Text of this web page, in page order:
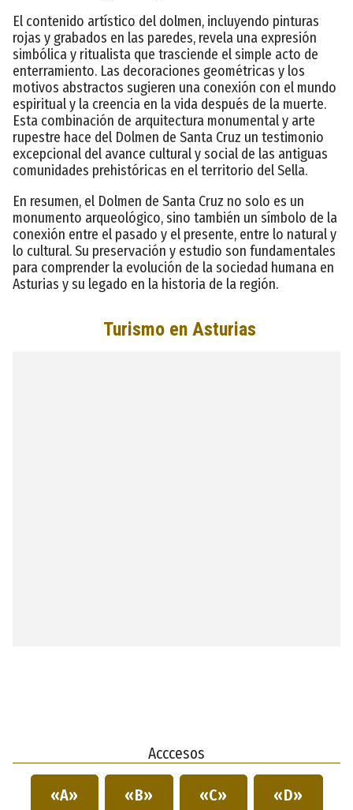
El contenido artístico del dolmen, incluyendo pinturas
rojas y grabados en las paredes, revela una expresión
simbólica y ritualista que trasciende el simple acto de
enterramiento. Las decoraciones geométricas y los
motivos abstractos sugieren una conexión con el mundo
espiritual y la creencia en la vida después de la muerte.
Esta combinación de arquitectura monumental y arte
rupestre hace del Dolmen de Santa Cruz un testimonio
excepcional del avance cultural y social de las antiguas
comunidades prehistóricas en el territorio del Sella.
En resumen, el Dolmen de Santa Cruz no solo es un
monumento arqueológico, sino también un símbolo de la
conexión entre el pasado y el presente, entre lo natural y
lo cultural. Su preservación y estudio son fundamentales
para comprender la evolución de la sociedad humana en
Asturias y su legado en la historia de la región.
Acccesos
«A» «B» «C» «D»